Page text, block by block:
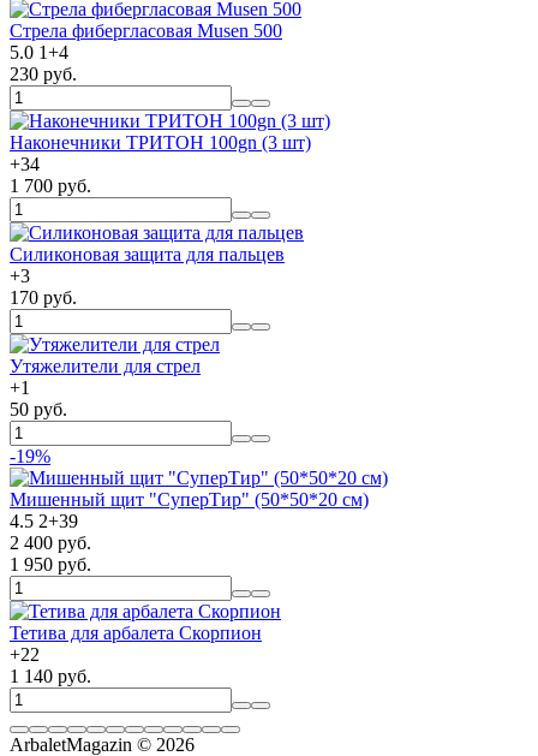
Стрела фибергласовая Musen 500
5.0 1+4
230 руб.
Наконечники ТРИТОН 100gn (3 шт)
+34
1 700 руб.
Силиконовая защита для пальцев
+3
170 руб.
Утяжелители для стрел
+1
50 руб.
-19%
Мишенный щит "СуперТир" (50*50*20 см)
4.5 2+39
2 400 руб.
1 950 руб.
Тетива для арбалета Скорпион
+22
1 140 руб.
ArbaletMagazin © 2026